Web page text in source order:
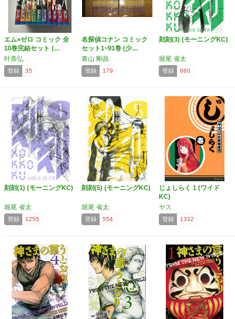
エム×ゼロ コミック 全
10巻完結セット (…
叶恭弘
登録 35
名探偵コナン コミック
セット1~91巻 (少…
青山 剛昌
登録 179
刻刻(3) (モーニングKC)
堀尾 省太
登録 660
刻刻(1) (モーニングKC)
堀尾 省太
登録 1255
刻刻(5) (モーニングKC)
堀尾 省太
登録 554
じょしらく 1 (ワイド
KC)
ヤス
登録 1332